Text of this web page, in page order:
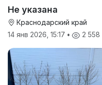
Не указана
Краснодарский край
14 янв 2026, 15:17 • 2 558